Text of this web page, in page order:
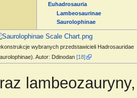
Euhadrosauria
Lambeosaurinae
Saurolophinae
wybranych przedstawicieli Hadrosauridae
Autor: Ddinodan[18]